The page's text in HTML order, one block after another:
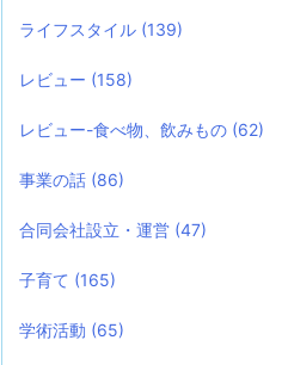
ライフスタイル (139)
レビュー (158)
レビュー-食べ物、飲みもの (62)
事業の話 (86)
合同会社設立・運営 (47)
子育て (165)
学術活動 (65)